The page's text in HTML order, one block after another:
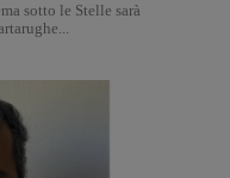
sotto le Stelle sarà